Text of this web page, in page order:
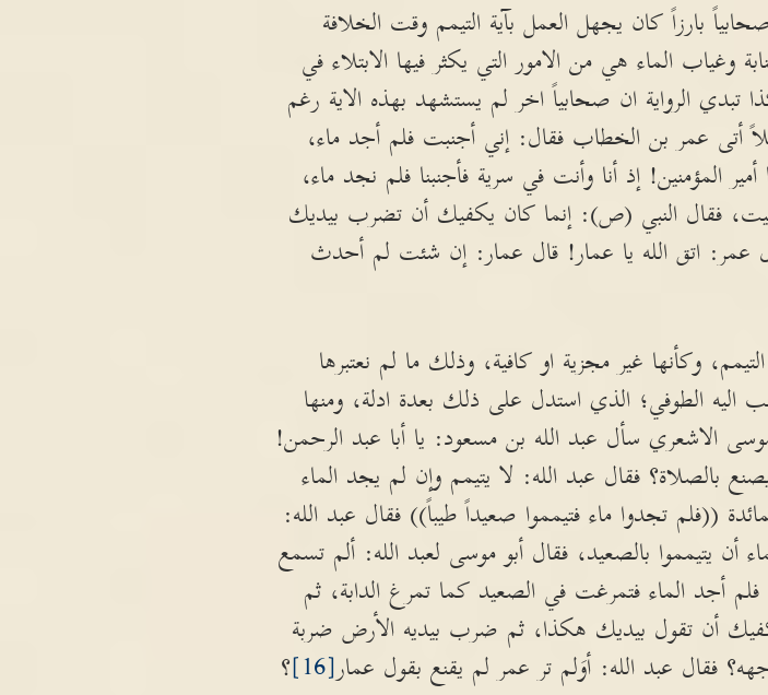
بارزاً كان يجهل العمل بآية التيمم وقت الخلافة
وغياب الماء هي من الامور التي يكثر فيها الابتلاء في
تبدي الرواية ان صحابياً اخر لم يستشهد بهذه الاية رغم
أتى عمر بن الخطاب فقال: إني أجنبت فلم أجد ماء،
المؤمنين! إذ أنا وأنت في سرية فأجنبنا فلم نجد ماء،
فقال النبي (ص): إنما كان يكفيك أن تضرب بيديك
اتق الله يا عمار! قال عمار: إن شئت لم أحدث
وكأنها غير مجزية او كافية، وذلك ما لم نعتبرها
الطوفي؛ الذي استدل على ذلك بعدة ادلة، ومنها
الاشعري سأل عبد الله بن مسعود: يا أبا عبد الرحمن!
بالصلاة؟ فقال عبد الله: لا يتيمم وإن لم يجد الماء
((فلم تجدوا ماء فتيمموا صعيداً طيباً)) فقال عبد الله:
يتيمموا بالصعيد، فقال أبو موسى لعبد الله: ألم تسمع
أجد الماء فتمرغت في الصعيد كما تمرغ الدابة، ثم
أن تقول بيديك هكذا، ثم ضرب بيديه الأرض ضربة
فقال عبد الله: أوَلم تر عمر لم يقنع بقول عمار[16] ؟